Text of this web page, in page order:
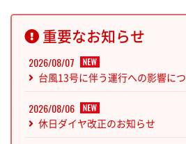
市立病院
首里駅
石嶺駅
市立病院
首里駅
石嶺駅
市立病院
首里駅
石嶺駅
重要なお知らせ
2026/08/07
台風13号に伴う運行への影響に
2026/08/06
休日ダイヤ改正のお知らせ